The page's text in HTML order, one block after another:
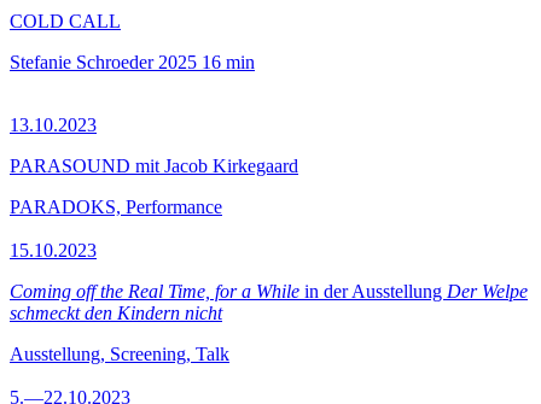
COLD CALL
Stefanie Schroeder 2025 16 min
13.10.2023
PARASOUND mit Jacob Kirkegaard
PARADOKS, Performance
15.10.2023
Coming off the Real Time, for a While in der Ausstellung Der Welpe
schmeckt den Kindern nicht
Ausstellung, Screening, Talk
5.—22.10.2023